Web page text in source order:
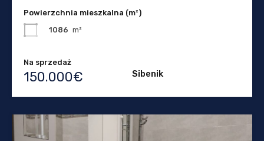
Powierzchnia mieszkalna (m²)
1086 m²
Na sprzedaż
150.000€ Sibenik